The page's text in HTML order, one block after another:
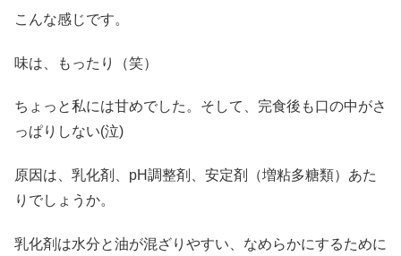
こんな感じです。
味は、もったり（笑）
ちょっと私には甘めでした。そして、完食後も口の中がさ
っぱりしない(泣)
原因は、乳化剤、pH調整剤、安定剤（増粘多糖類）あた
りでしょうか。
乳化剤は水分と油が混ざりやすい、なめらかにするために